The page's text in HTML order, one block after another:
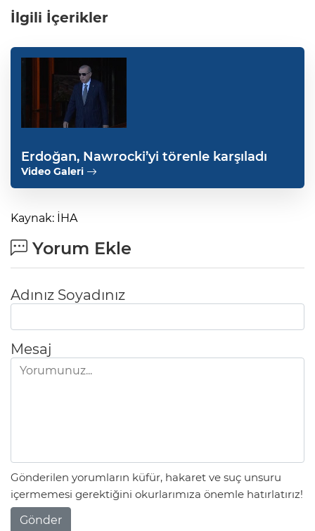
İlgili İçerikler
Erdoğan, Nawrocki’yi törenle karşıladı
Video Galeri
Kaynak: İHA
Yorum Ekle
Adınız Soyadınız
Mesaj
Gönderilen yorumların küfür, hakaret ve suç unsuru
içermemesi gerektiğini okurlarımıza önemle hatırlatırız!
Gönder